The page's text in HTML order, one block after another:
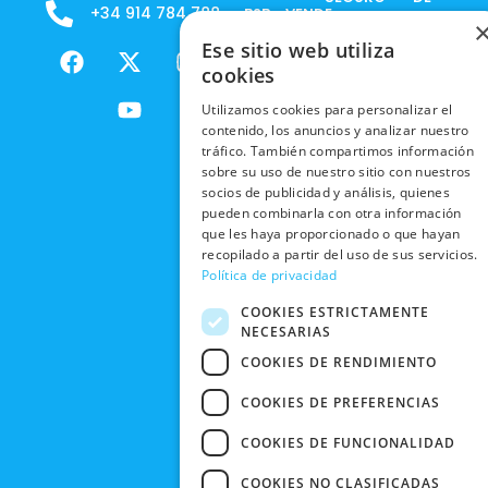
+34 914 784 788
F
a
X
-
t
w
m
Y
o
u
t
B2B - VENDE
PRODUCTOS
SOCIAL
TRABAJA
CON
NOSOTROS
NUESTRAS
TIENDAS
FRIDAY
CONTACTO
NACIONALES
INTERNACIONALES
RECOGIDA
EN TIENDA
DEVOLUCIONES
Y CAMBIOS
CANCELAR
POLÍTICAS
PRIVACIDAD
EN RRSS
POLÍTICA DE
PRIVACIDAD
CONDICIONES
DE COMPRA
Ese sitio web utiliza
cookies
Utilizamos cookies para personalizar el
contenido, los anuncios y analizar nuestro
tráfico. También compartimos información
sobre su uso de nuestro sitio con nuestros
socios de publicidad y análisis, quienes
pueden combinarla con otra información
que les haya proporcionado o que hayan
recopilado a partir del uso de sus servicios.
Política de privacidad
COOKIES ESTRICTAMENTE
NECESARIAS
COOKIES DE RENDIMIENTO
COOKIES DE PREFERENCIAS
COOKIES DE FUNCIONALIDAD
COOKIES NO CLASIFICADAS